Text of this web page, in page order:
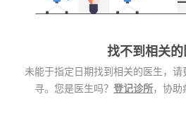
找不到相关的
未能于指定日期找到相关的医生，
寻。您是医生吗？ 登记诊所，协助